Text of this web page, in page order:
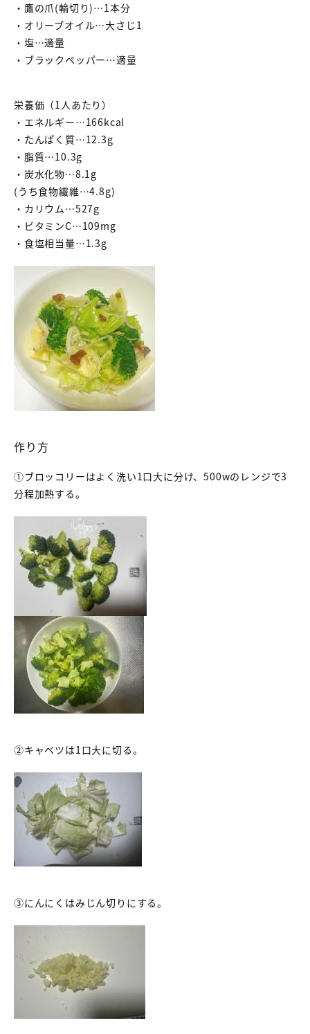
・鷹の爪(輪切り)…1本分
・オリーブオイル…大さじ1
・塩…適量
・ブラックペッパー…適量
栄養価（1人あたり）
・エネルギー…166kcal
・たんぱく質…12.3g
・脂質…10.3g
・炭水化物…8.1g
(うち食物繊維…4.8g)
・カリウム…527g
・ビタミンC…109mg
・食塩相当量…1.3g
作り方
①ブロッコリーはよく洗い1口大に分け、500wのレンジで3
分程加熱する。
②キャベツは1口大に切る。
③にんにくはみじん切りにする。